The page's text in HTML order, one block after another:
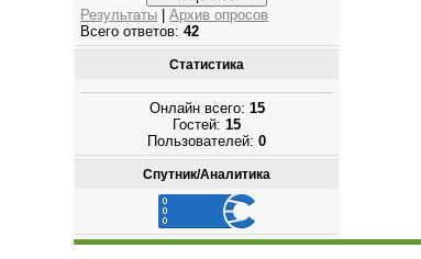
Результаты |Архив опросов
Всего ответов:42
Статистика
Онлайн всего: 15
Гостей:15
Пользователей:0
Спутник/Аналитика